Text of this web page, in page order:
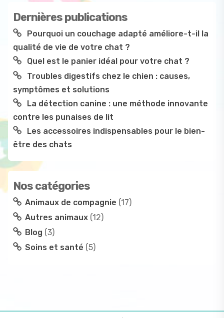
Dernières publications
Pourquoi un couchage adapté améliore-t-il la
qualité de vie de votre chat ?
Quel est le panier idéal pour votre chat ?
Troubles digestifs chez le chien : causes,
symptômes et solutions
La détection canine : une méthode innovante
contre les punaises de lit
Les accessoires indispensables pour le bien-
être des chats
Nos catégories
Animaux de compagnie (17)
Autres animaux (12)
Blog (3)
Soins et santé (5)